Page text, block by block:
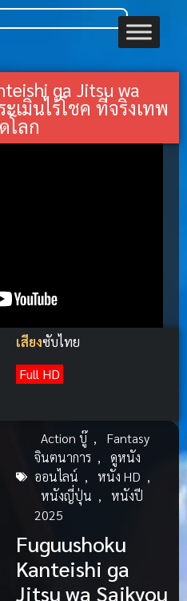
ga Jitsu wa
เมินไร้โชค ที่จริงเทพ
โลก
เสียงซับไทย
Full HD
Action บู๊ ,
Fantasy
จินตนาการ ,
ดูหนัง
ออนไลน์ , หนัง HD ,
หนังญี่ปุ่น ,
หนังปี
2025
Fuguushoku
Kanteishi ga
Jitsu wa Saikyou